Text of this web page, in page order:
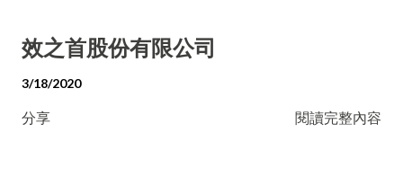
效之首股份有限公司
3/18/2020
分享 閱讀完整內容